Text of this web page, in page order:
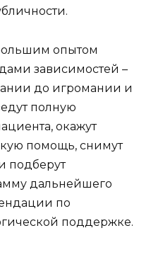
опытом
зависимостей –
до игромании и
полную
окажут
помощь, снимут
подберут
дальнейшего
по
поддержке.